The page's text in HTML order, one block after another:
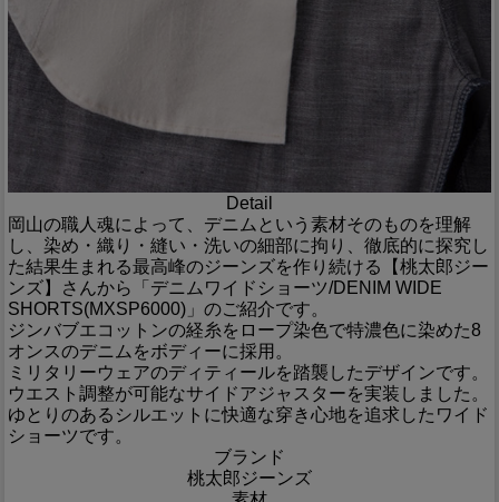
Detail
岡山の職人魂によって、デニムという素材そのものを理解
し、染め・織り・縫い・洗いの細部に拘り、徹底的に探究し
た結果生まれる最高峰のジーンズを作り続ける【桃太郎ジー
ンズ】さんから「デニムワイドショーツ/DENIM WIDE
SHORTS(MXSP6000)」のご紹介です。
ジンバブエコットンの経糸をロープ染色で特濃色に染めた8
オンスのデニムをボディーに採用。
ミリタリーウェアのディティールを踏襲したデザインです。
ウエスト調整が可能なサイドアジャスターを実装しました。
ゆとりのあるシルエットに快適な穿き心地を追求したワイド
ショーツです。
ブランド
桃太郎ジーンズ